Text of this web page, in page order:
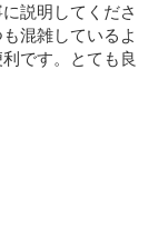
説明してくださ
混雑しているよ
です。とても良